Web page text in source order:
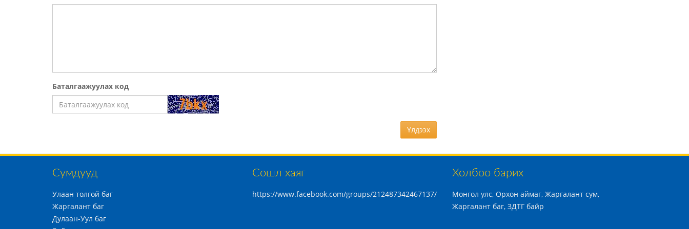
Баталгаажуулах код
Үлдээх
Сумдууд
Улаан толгой баг
Жаргалант баг
Дулаан-Уул баг
Сошл хаяг
https://www.facebook.com/groups/212487342467137/
Холбоо барих
Монгол улс, Орхон аймаг, Жаргалант сум,
Жаргалант баг, ЗДТГ байр